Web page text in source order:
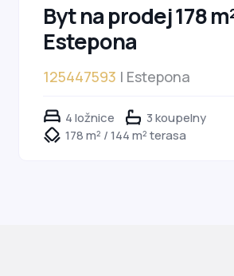
Byt na prodej 178
Estepona
125447593 | Estepona
4 ložnice
3 koupelny
178 m² / 144 m² terasa